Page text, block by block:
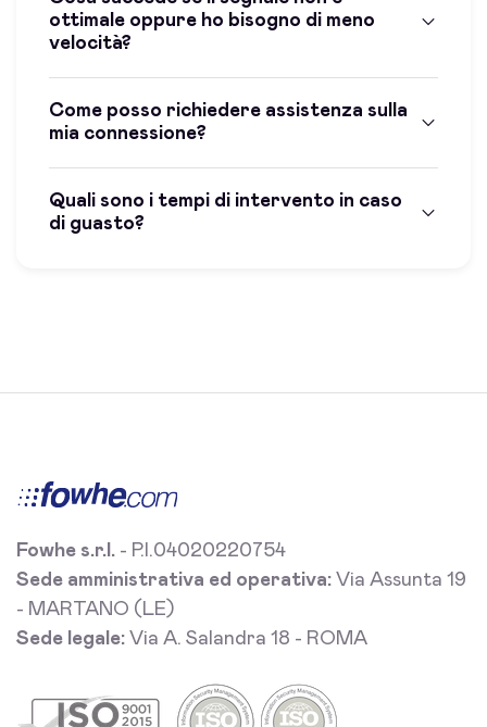
ottimale oppure ho bisogno di meno
velocità?
Come posso richiedere assistenza sulla
mia connessione?
Quali sono i tempi di intervento in caso
di guasto?
Fowhe s.r.l. - P.I.04020220754
Sede amministrativa ed operativa: Via Assunta 19
- MARTANO (LE)
Sede legale: Via A. Salandra 18 - ROMA